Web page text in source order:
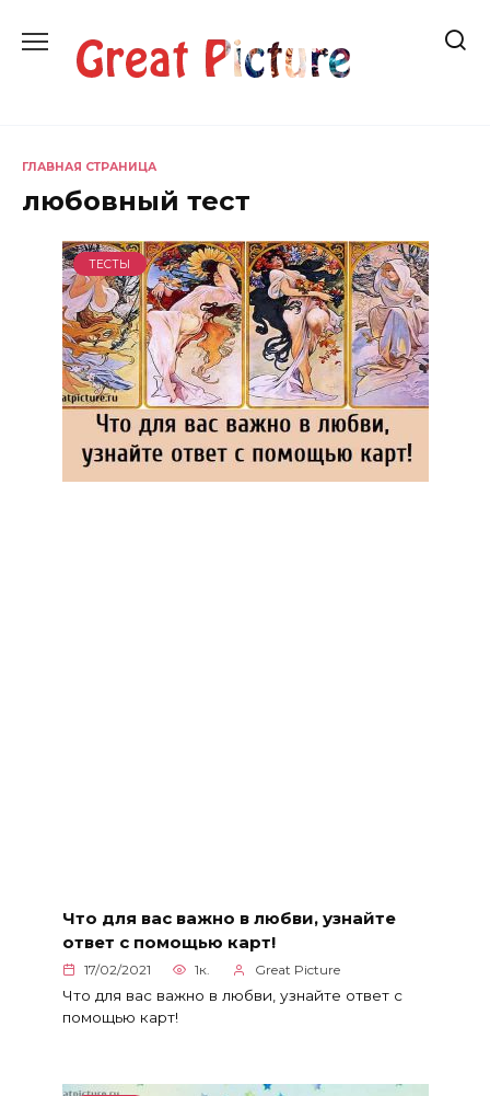
содержанию
ГЛАВНАЯ СТРАНИЦА
любовный тест
ТЕСТЫ
Что для вас важно в любви, узнайте
ответ с помощью карт!
17/02/2021 1к. Great Picture
Что для вас важно в любви, узнайте ответ с
помощью карт!